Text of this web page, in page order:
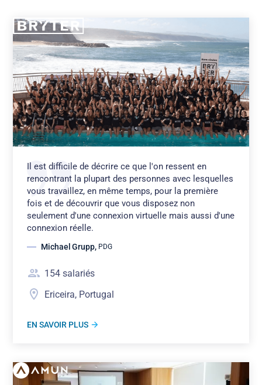
Il est difficile de décrire ce que l'on ressent en
rencontrant la plupart des personnes avec lesquelles
vous travaillez, en même temps, pour la première
fois et de découvrir que vous disposez non
seulement d'une connexion virtuelle mais aussi d'une
connexion réelle.
Michael Grupp, PDG
154 salariés
Ericeira, Portugal
EN SAVOIR PLUS